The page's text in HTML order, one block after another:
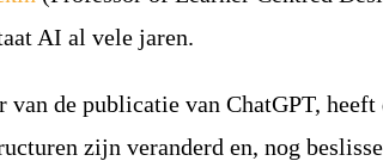
AI al vele jaren.
van de publicatie van ChatGPT, heeft
zijn veranderd en, nog